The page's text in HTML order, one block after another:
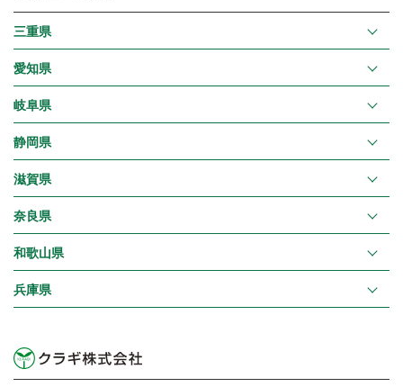
三重県
愛知県
岐阜県
静岡県
滋賀県
奈良県
和歌山県
兵庫県